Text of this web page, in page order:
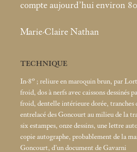
compte aujourd’hui environ
Marie-Claire Nathan
TECHNIQUE
In-8° ; reliure en maroquin brun, par
froid, dos à nerfs avec caissons dessinés
froid, dentelle intérieure dorée, tranches
entrelacé des Goncourt au milieu de la
six estampes, onze dessins, une lettre
copie autographe, probablement de la
Goncourt, d’un document de Gavarni